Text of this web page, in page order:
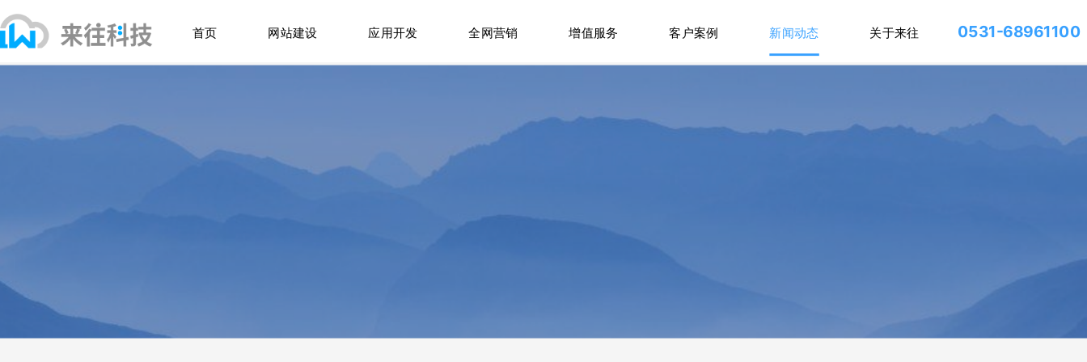
首页 网站建设 应用开发 全网营销 增值服务 客户案例 新闻动态 关于来往 0531-68961100